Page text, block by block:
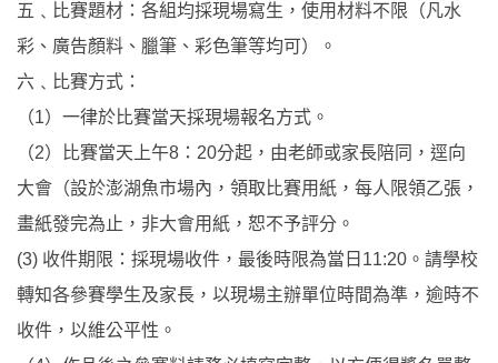
五﹑比賽題材：各組均採現場寫生，使用材料不限（凡水
彩、廣告顏料、臘筆、彩色筆等均可）。
六﹑比賽方式：
（1）一律於比賽當天採現場報名方式。
（2）比賽當天上午8：20分起，由老師或家長陪同，逕向
大會（設於澎湖魚市場內，領取比賽用紙，每人限領乙張，
畫紙發完為止，非大會用紙，恕不予評分。
(3) 收件期限：採現場收件，最後時限為當日11:20。請學校
轉知各參賽學生及家長，以現場主辦單位時間為準，逾時不
收件，以維公平性。